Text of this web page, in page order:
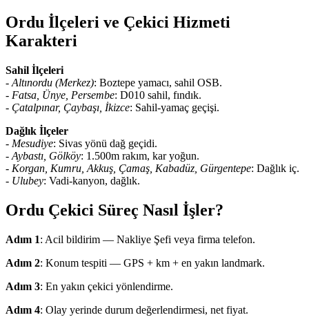
Ordu İlçeleri ve Çekici Hizmeti
Karakteri
Sahil İlçeleri
- Altınordu (Merkez): Boztepe yamacı, sahil OSB.
- Fatsa, Ünye, Persembe: D010 sahil, fındık.
- Çatalpınar, Çaybaşı, İkizce: Sahil-yamaç geçişi.
Dağlık İlçeler
- Mesudiye: Sivas yönü dağ geçidi.
- Aybastı, Gölköy: 1.500m rakım, kar yoğun.
- Korgan, Kumru, Akkuş, Çamaş, Kabadüz, Gürgentepe: Dağlık iç.
- Ulubey: Vadi-kanyon, dağlık.
Ordu Çekici Süreç Nasıl İşler?
Adım 1: Acil bildirim — Nakliye Şefi veya firma telefon.
Adım 2: Konum tespiti — GPS + km + en yakın landmark.
Adım 3: En yakın çekici yönlendirme.
Adım 4: Olay yerinde durum değerlendirmesi, net fiyat.